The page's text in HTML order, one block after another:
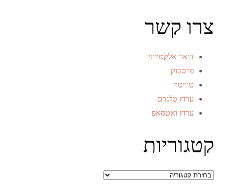
צרו קשר
דואר אלקטרוני
פייסבוק
טוויטר
ערוץ טלגרם
ערוץ ואטסאפ
קטגוריות
קטגוריות